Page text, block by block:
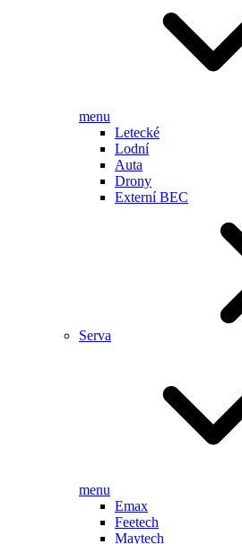
menu
Letecké
Lodní
Auta
Drony
Externí BEC
Serva
menu
Emax
Feetech
Maytech